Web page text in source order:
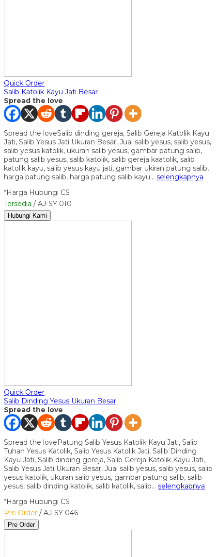
Quick Order
Salib Katolik Kayu Jati Besar
Spread the love
Spread the loveSalib dinding gereja, Salib Gereja Katolik Kayu
Jati, Salib Yesus Jati Ukuran Besar, Jual salib yesus, salib yesus,
salib yesus katolik, ukuran salib yesus, gambar patung salib,
patung salib yesus, salib katolik, salib gereja kaatolik, salib
katolik kayu, salib yesus kayu jati, gambar ukiran patung salib,
harga patung salib, harga patung salib kayu… selengkapnya
*Harga Hubungi CS
Tersedia / AJ-SY 010
Hubungi Kami
Quick Order
Salib Dinding Yesus Ukuran Besar
Spread the love
Spread the lovePatung Salib Yesus Katolik Kayu Jati, Salib
Tuhan Yesus Katolik, Salib Yesus Katolik Jati, Salib Dinding
Kayu Jati, Salib dinding gereja, Salib Gereja Katolik Kayu Jati,
Salib Yesus Jati Ukuran Besar, Jual salib yesus, salib yesus, salib
yesus katolik, ukuran salib yesus, gambar patung salib, salib
yesus, salib dinding katolik, salib katolik, salib… selengkapnya
*Harga Hubungi CS
Pre Order / AJ-SY 046
Pre Order